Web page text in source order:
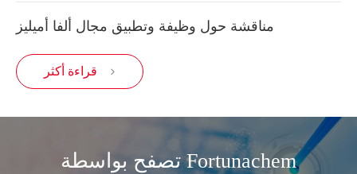
مناقشة حول وظيفة وتطبيق مجال ألفا أميليز
قراءة أكثر 
تصفح بواسطة Fortunachem